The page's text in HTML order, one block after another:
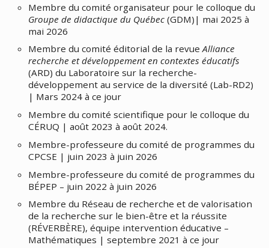
Membre du comité organisateur pour le colloque du
Groupe de didactique du Québec(GDM)| mai 2025 à
mai 2026
Membre du comité éditorial de la revueAlliance
recherche et développement en contextes éducatifs
(ARD) du Laboratoire sur la recherche-
développement au service de la diversité (Lab-RD2)
| Mars 2024 à ce jour
Membre du comité scientifique pour le colloque du
CÉRUQ | août 2023 à août 2024.
Membre-professeure du comité de programmes du
CPCSE | juin 2023 à juin 2026
Membre-professeure du comité de programmes du
BÉPEP – juin 2022 à juin 2026
Membre du Réseau de recherche et de valorisation
de la recherche sur le bien-être et la réussite
(RÉVERBÈRE), équipe intervention éducative –
Mathématiques | septembre 2021 à ce jour